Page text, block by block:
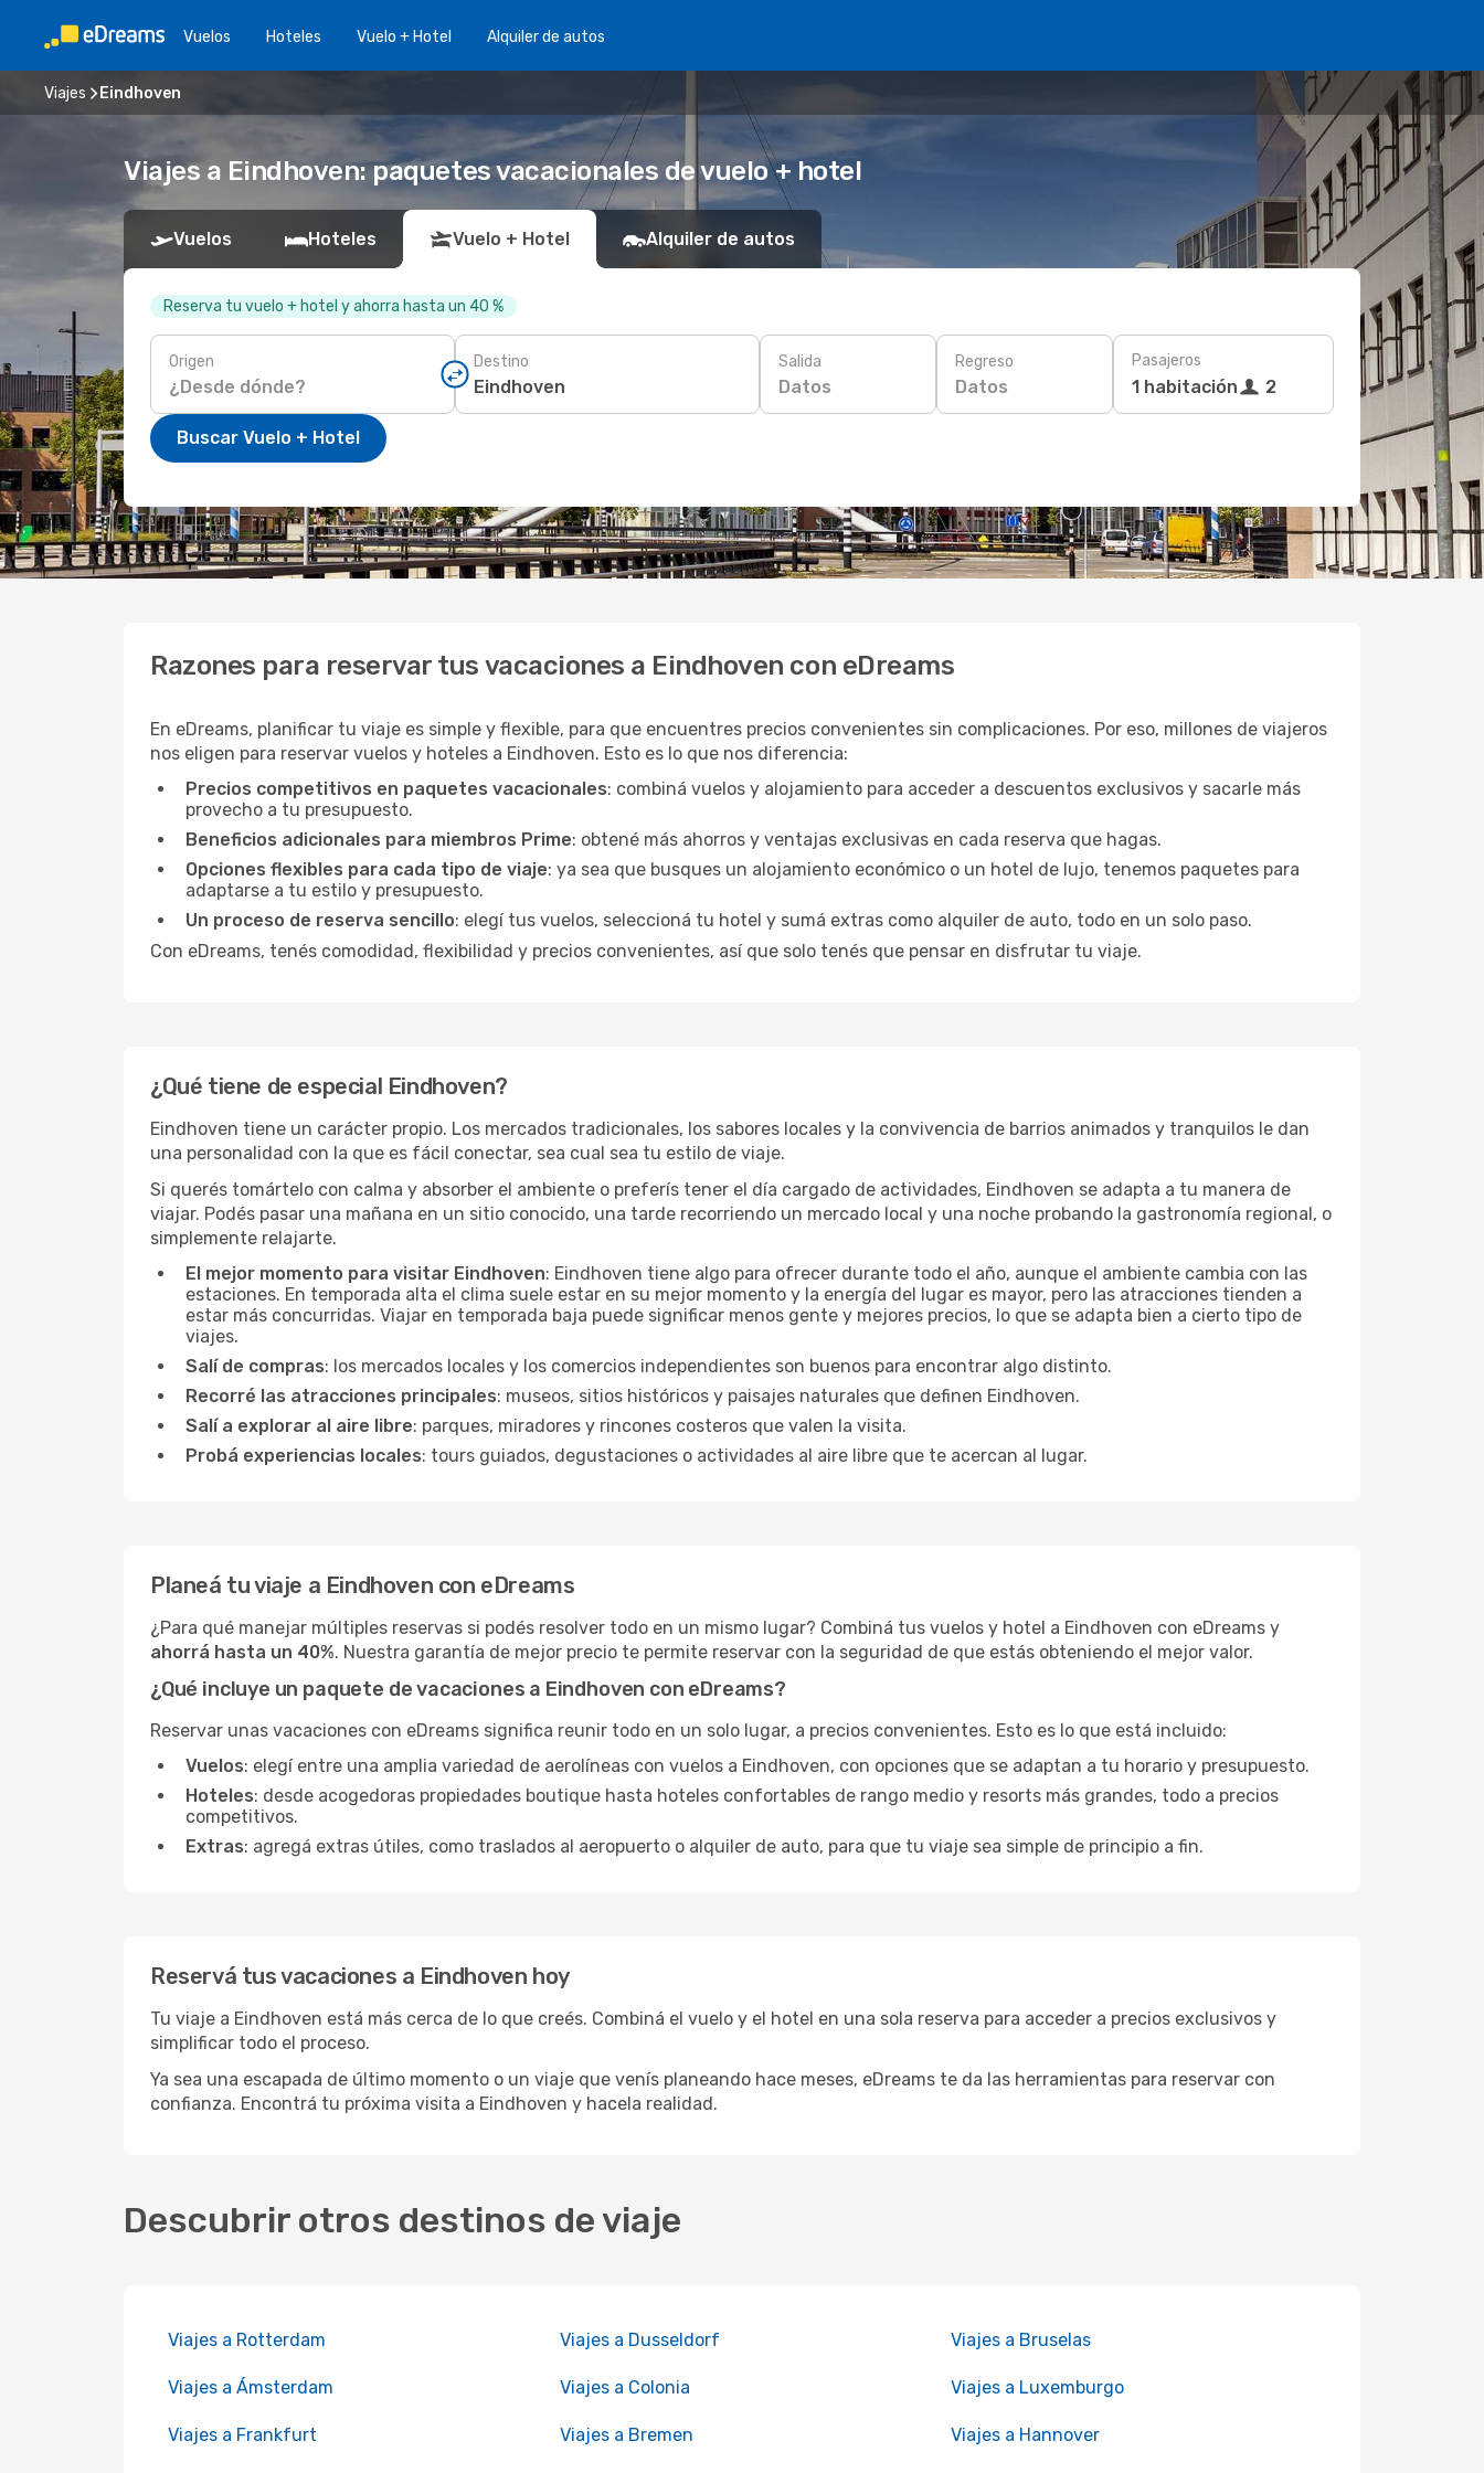
Vuelos Hoteles Vuelo + Hotel Alquiler de autos
Viajes Eindhoven
Viajes a Eindhoven: paquetes vacacionales de vuelo + hotel
Vuelos Hoteles Vuelo + Hotel Alquiler de autos
Reserva tu vuelo + hotel y ahorra hasta un 40 %
Origen Destino Salida
Datos
Regreso
Datos
Pasajeros
1 habitación 2
Buscar Vuelo + Hotel
Razones para reservar tus vacaciones a Eindhoven con eDreams
En eDreams, planificar tu viaje es simple y flexible, para que encuentres precios convenientes sin complicaciones. Por eso, millones de viajeros
nos eligen para reservar vuelos y hoteles a Eindhoven. Esto es lo que nos diferencia:
Precios competitivos en paquetes vacacionales: combiná vuelos y alojamiento para acceder a descuentos exclusivos y sacarle más
provecho a tu presupuesto.
Beneficios adicionales para miembros Prime: obtené más ahorros y ventajas exclusivas en cada reserva que hagas.
Opciones flexibles para cada tipo de viaje: ya sea que busques un alojamiento económico o un hotel de lujo, tenemos paquetes para
adaptarse a tu estilo y presupuesto.
Un proceso de reserva sencillo: elegí tus vuelos, seleccioná tu hotel y sumá extras como alquiler de auto, todo en un solo paso.
Con eDreams, tenés comodidad, flexibilidad y precios convenientes, así que solo tenés que pensar en disfrutar tu viaje.
¿Qué tiene de especial Eindhoven?
Eindhoven tiene un carácter propio. Los mercados tradicionales, los sabores locales y la convivencia de barrios animados y tranquilos le dan
una personalidad con la que es fácil conectar, sea cual sea tu estilo de viaje.
Si querés tomártelo con calma y absorber el ambiente o preferís tener el día cargado de actividades, Eindhoven se adapta a tu manera de
viajar. Podés pasar una mañana en un sitio conocido, una tarde recorriendo un mercado local y una noche probando la gastronomía regional, o
simplemente relajarte.
El mejor momento para visitar Eindhoven: Eindhoven tiene algo para ofrecer durante todo el año, aunque el ambiente cambia con las
estaciones. En temporada alta el clima suele estar en su mejor momento y la energía del lugar es mayor, pero las atracciones tienden a
estar más concurridas. Viajar en temporada baja puede significar menos gente y mejores precios, lo que se adapta bien a cierto tipo de
viajes.
Salí de compras: los mercados locales y los comercios independientes son buenos para encontrar algo distinto.
Recorré las atracciones principales: museos, sitios históricos y paisajes naturales que definen Eindhoven.
Salí a explorar al aire libre: parques, miradores y rincones costeros que valen la visita.
Probá experiencias locales: tours guiados, degustaciones o actividades al aire libre que te acercan al lugar.
Planeá tu viaje a Eindhoven con eDreams
¿Para qué manejar múltiples reservas si podés resolver todo en un mismo lugar? Combiná tus vuelos y hotel a Eindhoven con eDreams y
ahorrá hasta un 40%. Nuestra garantía de mejor precio te permite reservar con la seguridad de que estás obteniendo el mejor valor.
¿Qué incluye un paquete de vacaciones a Eindhoven con eDreams?
Reservar unas vacaciones con eDreams significa reunir todo en un solo lugar, a precios convenientes. Esto es lo que está incluido:
Vuelos: elegí entre una amplia variedad de aerolíneas con vuelos a Eindhoven, con opciones que se adaptan a tu horario y presupuesto.
Hoteles: desde acogedoras propiedades boutique hasta hoteles confortables de rango medio y resorts más grandes, todo a precios
competitivos.
Extras: agregá extras útiles, como traslados al aeropuerto o alquiler de auto, para que tu viaje sea simple de principio a fin.
Reservá tus vacaciones a Eindhoven hoy
Tu viaje a Eindhoven está más cerca de lo que creés. Combiná el vuelo y el hotel en una sola reserva para acceder a precios exclusivos y
simplificar todo el proceso.
Ya sea una escapada de último momento o un viaje que venís planeando hace meses, eDreams te da las herramientas para reservar con
confianza. Encontrá tu próxima visita a Eindhoven y hacela realidad.
Descubrir otros destinos de viaje
Viajes a Rotterdam Viajes a Dusseldorf Viajes a Bruselas
Viajes a Ámsterdam Viajes a Colonia Viajes a Luxemburgo
Viajes a Frankfurt Viajes a Bremen Viajes a Hannover